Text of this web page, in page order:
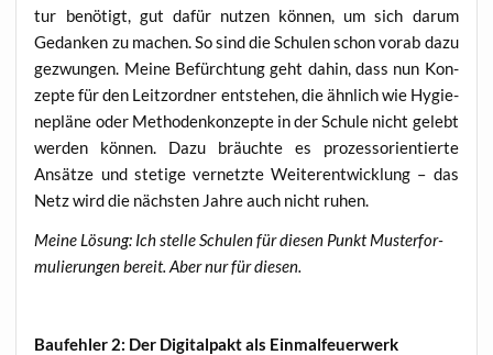
tur benö­tigt, gut dafür nut­zen kön­nen, um sich dar­um
Gedan­ken zu machen. So sind die Schu­len schon vor­ab dazu
gezwun­gen. Mei­ne Befürch­tung geht dahin, dass nun Kon­
zep­te für den Leit­z­ord­ner ent­ste­hen, die ähn­lich wie Hygie­
ne­plä­ne oder Metho­den­kon­zep­te in der Schu­le nicht gelebt
wer­den kön­nen. Dazu bräuch­te es pro­zess­ori­en­tier­te
Ansät­ze und ste­ti­ge ver­netz­te Wei­ter­ent­wick­lung – das
Netz wird die nächs­ten Jah­re auch nicht ruhen.
Mei­ne Lösung: Ich stel­le Schu­len für die­sen Punkt Mus­ter­for­
mu­lie­run­gen bereit. Aber nur für diesen.
Bau­feh­ler 2: Der Digi­tal­pakt als Einmalfeuerwerk